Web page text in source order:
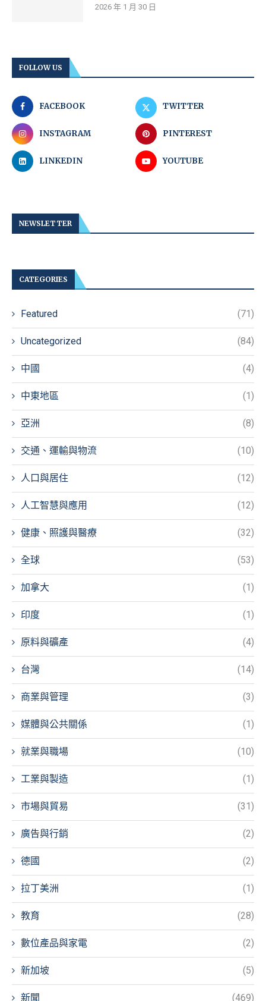
2026 年 1 月 30 日
FOLLOW US
FACEBOOK TWITTER
INSTAGRAM PINTEREST
LINKEDIN YOUTUBE
NEWSLETTER
CATEGORIES
Featured (71)
Uncategorized (84)
中國 (4)
中東地區 (1)
亞洲 (8)
交通、運輸與物流 (10)
人口與居住 (12)
人工智慧與應用 (12)
健康、照護與醫療 (32)
全球 (53)
加拿大 (1)
印度 (1)
原料與礦產 (4)
台灣 (14)
商業與管理 (3)
媒體與公共關係 (1)
就業與職場 (10)
工業與製造 (1)
市場與貿易 (31)
廣告與行銷 (2)
德國 (2)
拉丁美洲 (1)
教育 (28)
數位產品與家電 (2)
新加坡 (5)
新聞 (469)